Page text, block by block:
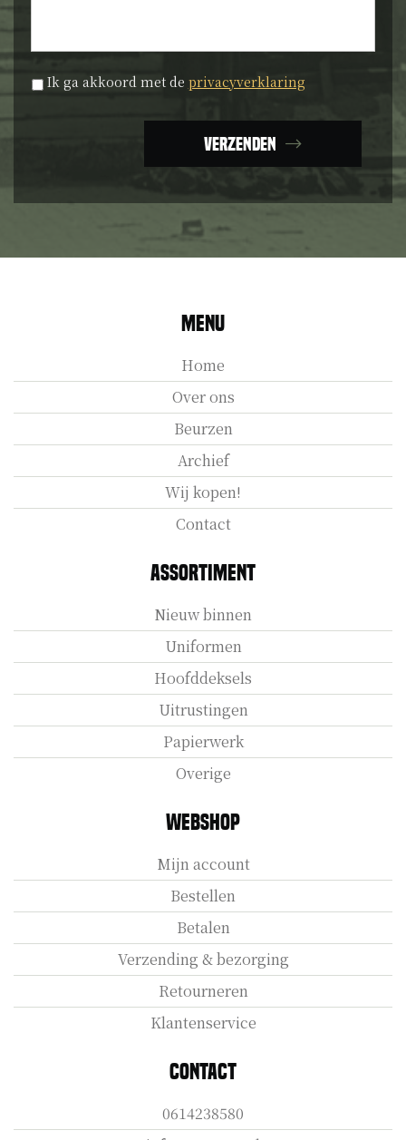
Privacyverklaring *
Ik ga akkoord met de privacyverklaring
Verzenden
Menu
Home
Over ons
Beurzen
Archief
Wij kopen!
Contact
Assortiment
Nieuw binnen
Uniformen
Hoofddeksels
Uitrustingen
Papierwerk
Overige
Webshop
Mijn account
Bestellen
Betalen
Verzending & bezorging
Retourneren
Klantenservice
Contact
0614238580